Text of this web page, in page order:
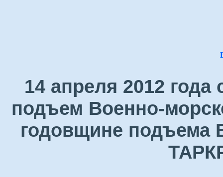
14 апреля 2012
подъем Военно-
годовщине подъема